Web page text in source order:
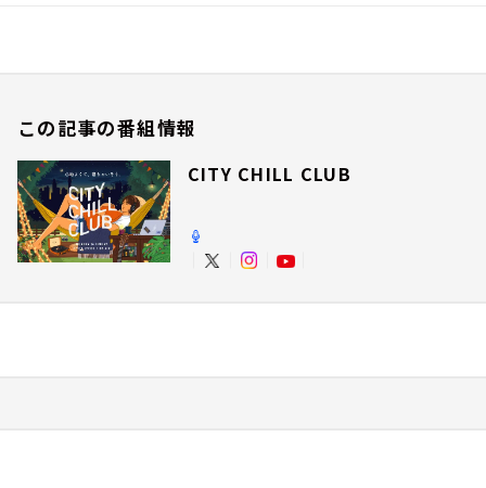
この記事の番組情報
CITY CHILL CLUB